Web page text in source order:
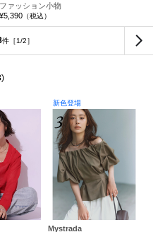
ファッション小物
¥5,390 （税込）
件［1/2］
新色登場
3
Mystrada